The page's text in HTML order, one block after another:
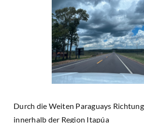
Durch die Weiten Paraguays
innerhalb der Region Itapúa